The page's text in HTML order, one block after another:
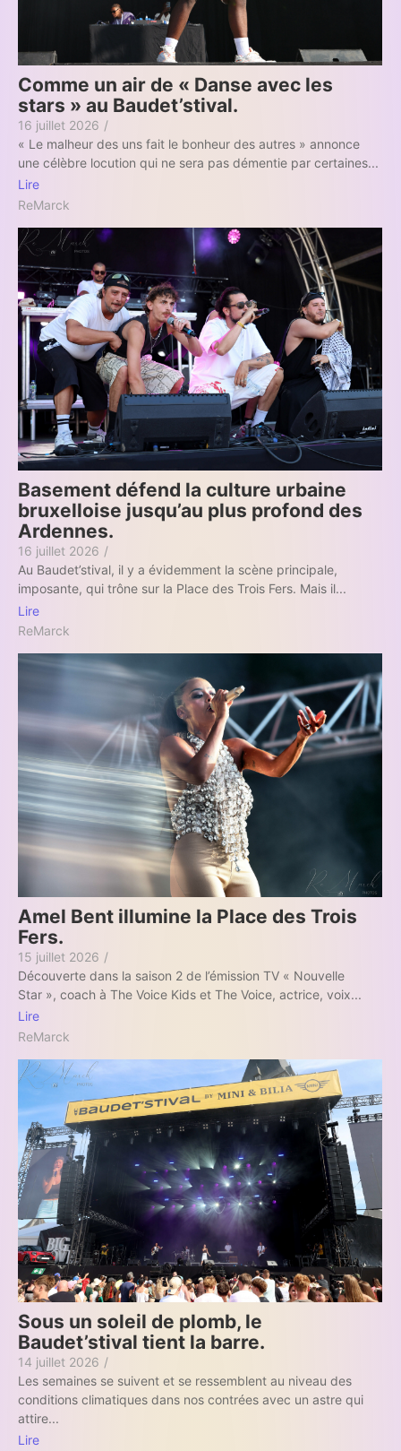
Comme un air de « Danse avec les
stars » au Baudet’stival.
16 juillet 2026 /
« Le malheur des uns fait le bonheur des autres » annonce
une célèbre locution qui ne sera pas démentie par certaines...
Lire
ReMarck
Basement défend la culture urbaine
bruxelloise jusqu’au plus profond des
Ardennes.
16 juillet 2026 /
Au Baudet’stival, il y a évidemment la scène principale,
imposante, qui trône sur la Place des Trois Fers. Mais il...
Lire
ReMarck
Amel Bent illumine la Place des Trois
Fers.
15 juillet 2026 /
Découverte dans la saison 2 de l’émission TV « Nouvelle
Star », coach à The Voice Kids et The Voice, actrice, voix...
Lire
ReMarck
Sous un soleil de plomb, le
Baudet’stival tient la barre.
14 juillet 2026 /
Les semaines se suivent et se ressemblent au niveau des
conditions climatiques dans nos contrées avec un astre qui
attire...
Lire